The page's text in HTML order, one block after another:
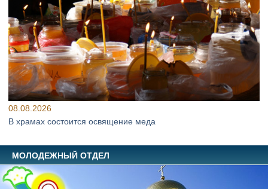
08.08.2026
В храмах состоится освящение меда
МОЛОДЕЖНЫЙ ОТДЕЛ